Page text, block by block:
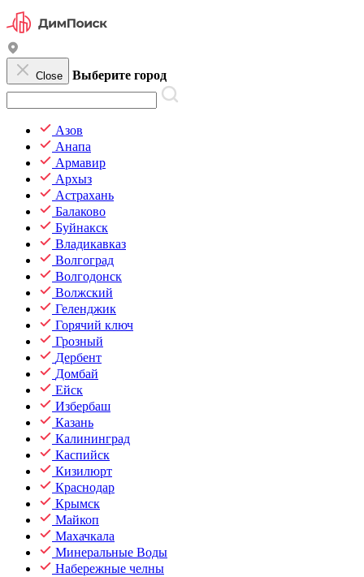
Close Выберите город
Азов
Анапа
Армавир
Архыз
Астрахань
Балаково
Буйнакск
Владикавказ
Волгоград
Волгодонск
Волжский
Геленджик
Горячий ключ
Грозный
Дербент
Домбай
Ейск
Избербаш
Казань
Калининград
Каспийск
Кизилюрт
Краснодар
Крымск
Майкоп
Махачкала
Минеральные Воды
Набережные челны